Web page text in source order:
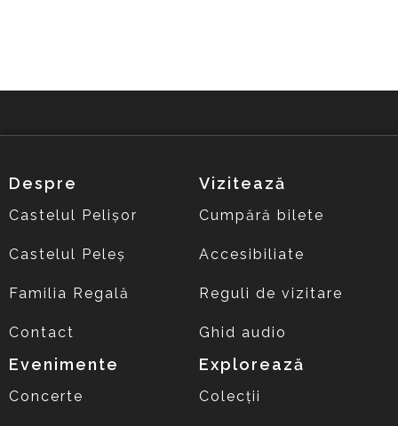
Despre
Castelul Pelișor
Castelul Peleș
Familia Regală
Contact
Vizitează
Cumpără bilete
Accesibiliate
Reguli de vizitare
Ghid audio
Evenimente
Concerte
Explorează
Colecții